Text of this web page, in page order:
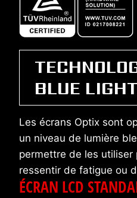
BLUE
Les écrans Optix sont
un niveau de lumière
permettre de les utiliser
ressentir de fatigue ou
ÉCRAN LCD